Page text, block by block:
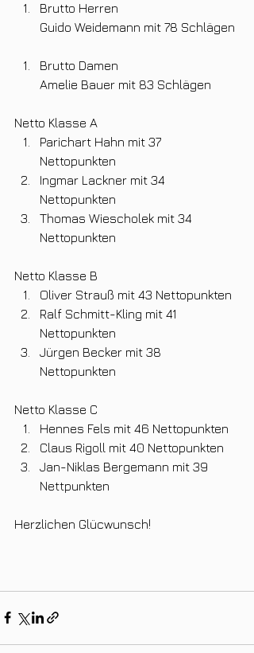
Brutto Herren
        Guido Weidemann mit 78 Schlägen
Brutto Damen
Amelie Bauer mit 83 Schlägen
Netto Klasse A
Parichart Hahn mit 37
Nettopunkten
Ingmar Lackner mit 34
Nettopunkten
Thomas Wiescholek mit 34
Nettopunkten
Netto Klasse B
Oliver Strauß mit 43 Nettopunkten
Ralf Schmitt-Kling mit 41
Nettopunkten
Jürgen Becker mit 38
Nettopunkten
Netto Klasse C
Hennes Fels mit 46 Nettopunkten
Claus Rigoll mit 40 Nettopunkten
Jan-Niklas Bergemann mit 39
Nettpunkten
Herzlichen Glücwunsch!